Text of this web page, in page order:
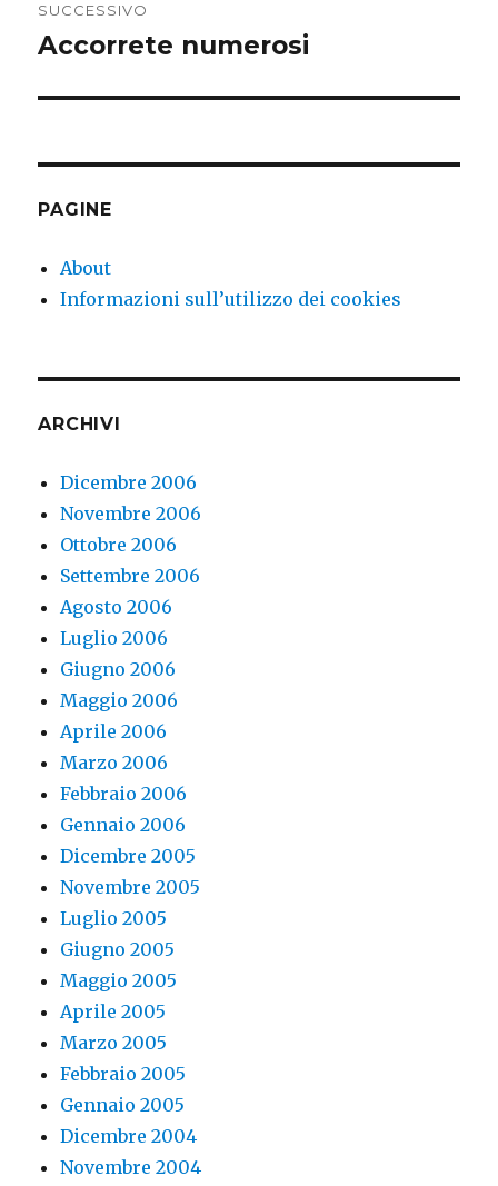
SUCCESSIVO
Articolo
Accorrete numerosi
PAGINE
About
Informazioni sull’utilizzo dei cookies
ARCHIVI
Dicembre 2006
Novembre 2006
Ottobre 2006
Settembre 2006
Agosto 2006
Luglio 2006
Giugno 2006
Maggio 2006
Aprile 2006
Marzo 2006
Febbraio 2006
Gennaio 2006
Dicembre 2005
Novembre 2005
Luglio 2005
Giugno 2005
Maggio 2005
Aprile 2005
Marzo 2005
Febbraio 2005
Gennaio 2005
Dicembre 2004
Novembre 2004